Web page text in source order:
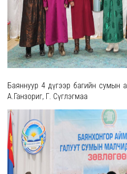
Баяннуур 4 дүгээр багийн сумын
А.Ганзориг, Г. Сүглэгмаа